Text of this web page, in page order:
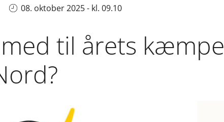
08. oktober 2025 - kl. 09.10
til årets kæmpe